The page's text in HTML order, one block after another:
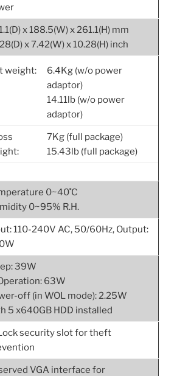
x 188.5(W) x 261.1(H) mm
x 7.42(W) x 10.28(H) inch
weight:
6.4Kg (w/o power
adaptor)
14.11lb (w/o power
adaptor)
7Kg (full package)
15.43lb (full package)
0~40˚C
0~95% R.H.
110-240V AC, 50/60Hz, Output:
39W
63W
off (in WOL mode): 2.25W
5 x640GB HDD installed
security slot for theft
VGA interface for